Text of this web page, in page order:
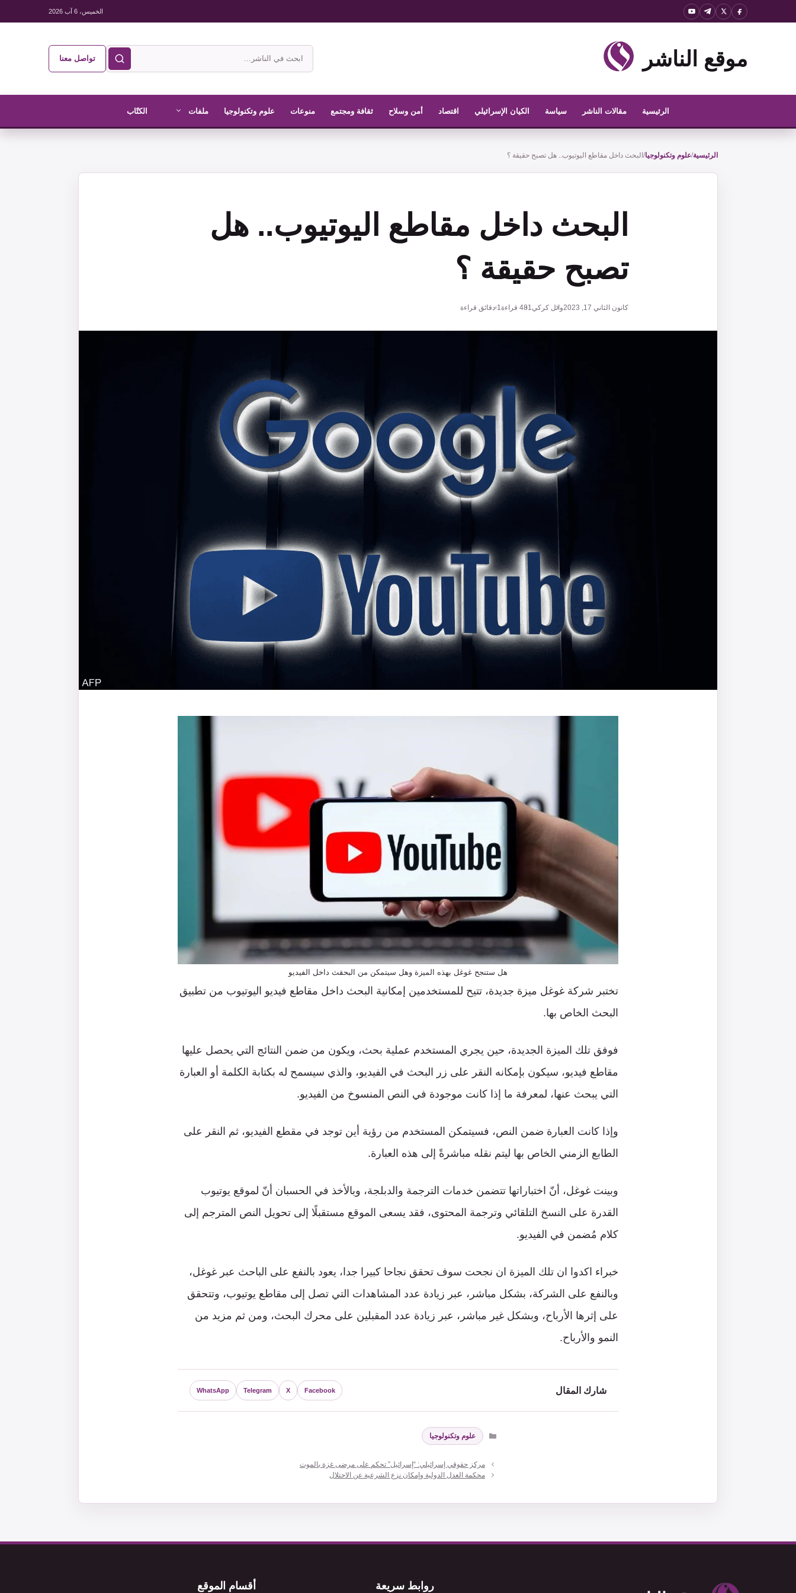
الخميس، 6 آب 2026
موقع الناشر
ابحث
في
الناشر
تواصل معنا
الرئيسية مقالات الناشر سياسة الكيان الإسرائيلي اقتصاد أمن وسلاح ثقافة ومجتمع منوعات علوم وتكنولوجيا ملفات الكتّاب
الرئيسية/علوم وتكنولوجيا/ البحث داخل مقاطع اليوتيوب.. هل تصبح حقيقة ؟
البحث داخل مقاطع اليوتيوب.. هل
تصبح حقيقة ؟
كانون الثاني 17, 2023 وائل كركي481 قراءة1 دقائق قراءة
هل ستنجح غوغل بهذه الميزة وهل سيتمكن من البحقث داخل الفيديو
تختبر شركة غوغل ميزة جديدة، تتيح للمستخدمين إمكانية البحث داخل مقاطع فيديو اليوتيوب من تطبيق
البحث الخاص بها.
فوفق تلك الميزة الجديدة، حين يجري المستخدم عملية بحث، ويكون من ضمن النتائج التي يحصل عليها
مقاطع فيديو، سيكون بإمكانه النقر على زر البحث في الفيديو، والذي سيسمح له بكتابة الكلمة أو العبارة
التي يبحث عنها، لمعرفة ما إذا كانت موجودة في النص المنسوخ من الفيديو.
وإذا كانت العبارة ضمن النص، فسيتمكن المستخدم من رؤية أين توجد في مقطع الفيديو، ثم النقر على
الطابع الزمني الخاص بها ليتم نقله مباشرةً إلى هذه العبارة.
وبينت غوغل، أنّ اختباراتها تتضمن خدمات الترجمة والدبلجة، وبالأخذ في الحسبان أنّ لموقع يوتيوب
القدرة على النسخ التلقائي وترجمة المحتوى، فقد يسعى الموقع مستقبلًا إلى تحويل النص المترجم إلى
كلام مُضمن في الفيديو.
خبراء اكدوا ان تلك الميزة ان نجحت سوف تحقق نجاحا كبيرا جدا، يعود بالنفع على الباحث عبر غوغل،
وبالنفع على الشركة، بشكل مباشر، عبر زيادة عدد المشاهدات التي تصل إلى مقاطع يوتيوب، وتتحقق
على إثرها الأرباح، وبشكل غير مباشر، عبر زيادة عدد المقبلين على محرك البحث، ومن ثم مزيد من
النمو والأرباح.
شارك المقال Facebook
X
Telegram
WhatsApp
التصنيفات
علوم وتكنولوجيا
مركز حقوقي إسرائيلي: “إسرائيل” تحكم على مرضى غزة بالموت
محكمة العدل الدولية وإمكان نزع الشرعية عن الاحتلال
روابط سريعة أقسام الموقع